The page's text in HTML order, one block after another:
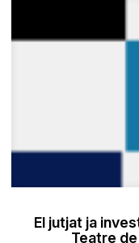
El jutjat ja
Teatre